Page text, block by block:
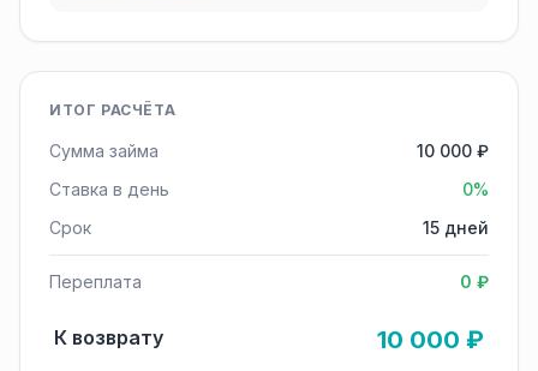
ИТОГ РАСЧЁТА
Сумма займа
10 000 ₽
Ставка в день
0%
Срок
15 дней
Переплата 0 ₽
К возврату 10 000 ₽